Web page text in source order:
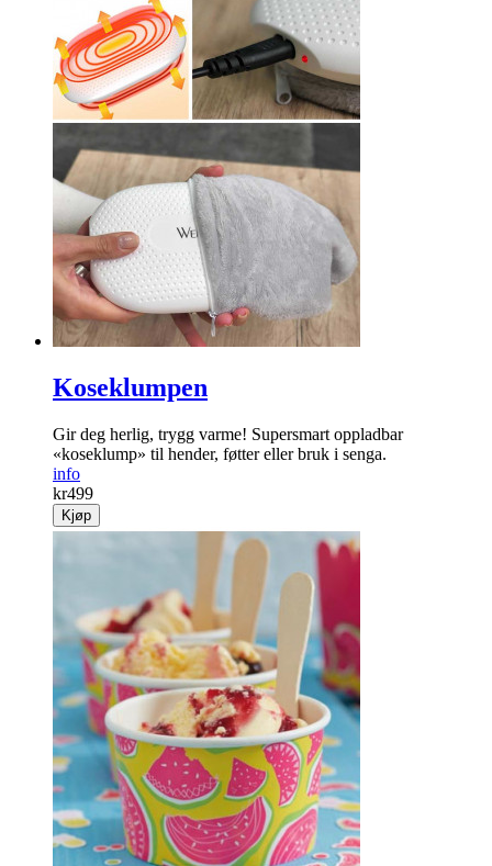
Koseklumpen
Gir deg herlig, trygg varme! Supersmart oppladbar
«koseklump» til hender, føtter eller bruk i senga.
info
kr499
Kjøp